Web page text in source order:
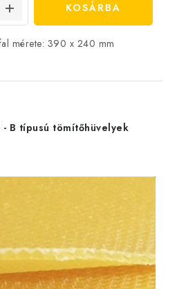
KOSÁRBA
mérete: 390 x 240 mm
B típusú tömítőhüvelyek